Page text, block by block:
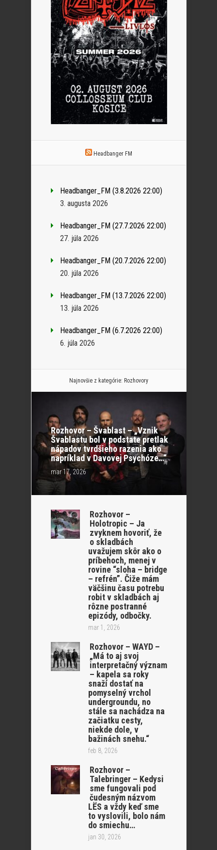
Headbanger FM
Headbanger_FM (3.8.2026 22:00)
3. augusta 2026
Headbanger_FM (27.7.2026 22:00)
27. júla 2026
Headbanger_FM (20.7.2026 22:00)
20. júla 2026
Headbanger_FM (13.7.2026 22:00)
13. júla 2026
Headbanger_FM (6.7.2026 22:00)
6. júla 2026
Najnovšie z kategórie: Rozhovory
Rozhovor – Švablast – „Vznik
Švablastu bol v podstate pretlak
nápadov tvrdšieho razenia ako
napríklad v Davovej Psychóze…“
mar 17, 2026
Rozhovor –
Holotropic – Ja
zvyknem hovoriť, že
o skladbách
uvažujem skôr ako o
príbehoch, menej v
rovine “sloha – bridge
– refrén”. Čiže mám
väčšinu času potrebu
robit v skladbách aj
rôzne postranné
epizódy, odbočky.
mar 1, 2026
Rozhovor – WAYD –
„Má to aj svoj
interpretačný význam
– kapela sa roky
snaží dostať na
pomyselný vrchol
undergroundu, no
stále sa nachádza na
začiatku cesty,
niekde dole, v
bažinách snehu.“
feb 8, 2026
Rozhovor –
Talebringer – Kedysi
sme fungovali pod
čudesným názvom
LËS a vždy keď sme
to vyslovili, bolo nám
do smiechu…
jan 30, 2026